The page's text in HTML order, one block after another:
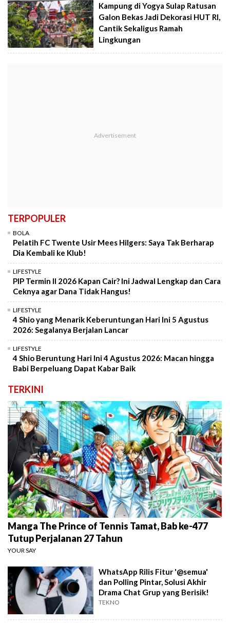
Kampung di Yogya Sulap Ratusan
Galon Bekas Jadi Dekorasi HUT RI,
Cantik Sekaligus Ramah
Lingkungan
TERPOPULER
BOLA
Pelatih FC Twente Usir Mees Hilgers: Saya Tak Berharap
Dia Kembali ke Klub!
LIFESTYLE
PIP Termin II 2026 Kapan Cair? Ini Jadwal Lengkap dan Cara
Ceknya agar Dana Tidak Hangus!
LIFESTYLE
4 Shio yang Menarik Keberuntungan Hari Ini 5 Agustus
2026: Segalanya Berjalan Lancar
LIFESTYLE
4 Shio Beruntung Hari Ini 4 Agustus 2026: Macan hingga
Babi Berpeluang Dapat Kabar Baik
TERKINI
Manga The Prince of Tennis Tamat, Bab ke-477
Tutup Perjalanan 27 Tahun
YOUR SAY
WhatsApp Rilis Fitur '@semua'
dan Polling Pintar, Solusi Akhir
Drama Chat Grup yang Berisik!
TEKNO